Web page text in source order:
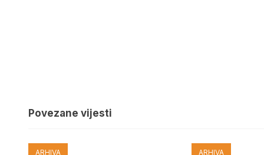
Povezane vijesti
ARHIVA ARHIVA